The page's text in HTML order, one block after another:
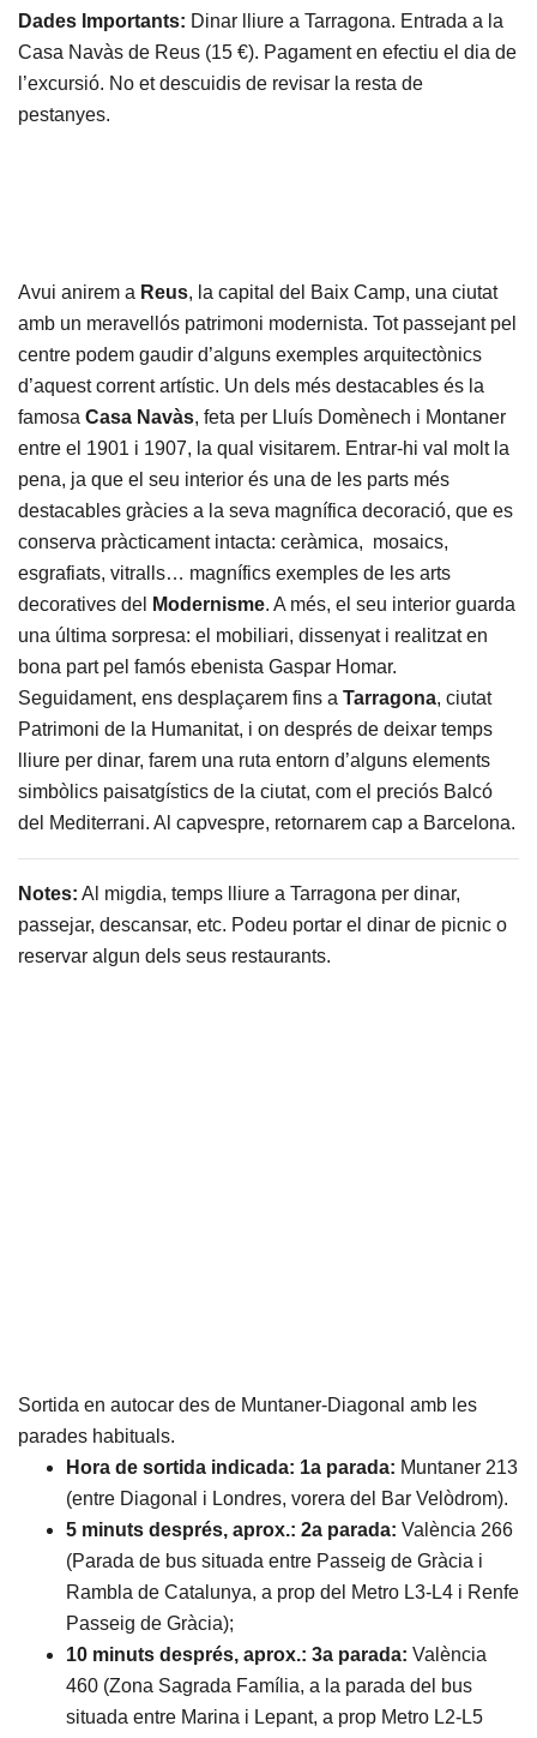
Dades Importants: Dinar lliure a Tarragona. Entrada a la
Casa Navàs de Reus (15 €). Pagament en efectiu el dia de
l’excursió. No et descuidis de revisar la resta de
pestanyes.
Avui anirem a Reus, la capital del Baix Camp, una ciutat
amb un meravellós patrimoni modernista. Tot passejant pel
centre podem gaudir d’alguns exemples arquitectònics
d’aquest corrent artístic. Un dels més destacables és la
famosa Casa Navàs, feta per Lluís Domènech i Montaner
entre el 1901 i 1907, la qual visitarem. Entrar-hi val molt la
pena, ja que el seu interior és una de les parts més
destacables gràcies a la seva magnífica decoració, que es
conserva pràcticament intacta: ceràmica, mosaics,
esgrafiats, vitralls… magnífics exemples de les arts
decoratives del
Modernisme. A més, el seu interior guarda
una última sorpresa: el mobiliari, dissenyat i realitzat en
bona part pel famós ebenista Gaspar Homar.
Seguidament, ens desplaçarem fins a Tarragona, ciutat
Patrimoni de la Humanitat, i on després de deixar temps
lliure per dinar, farem una ruta entorn d’alguns elements
simbòlics paisatgístics de la ciutat, com el preciós Balcó
del Mediterrani. Al capvespre, retornarem cap a Barcelona.
Notes: Al migdia, temps lliure a Tarragona per dinar,
passejar, descansar, etc. Podeu portar el dinar de picnic o
reservar algun dels seus restaurants.
Sortida en autocar des de Muntaner-Diagonal amb les
parades habituals.
Hora de sortida indicada: 1a parada: Muntaner 213
(entre Diagonal i Londres, vorera del Bar Velòdrom).
5 minuts després, aprox.: 2a parada: València 266
(Parada de bus situada entre Passeig de Gràcia i
Rambla de Catalunya, a prop del Metro L3-L4 i Renfe
Passeig de Gràcia);
10 minuts després, aprox.: 3a parada: València
460 (Zona Sagrada Família, a la parada del bus
situada entre Marina i Lepant, a prop Metro L2-L5